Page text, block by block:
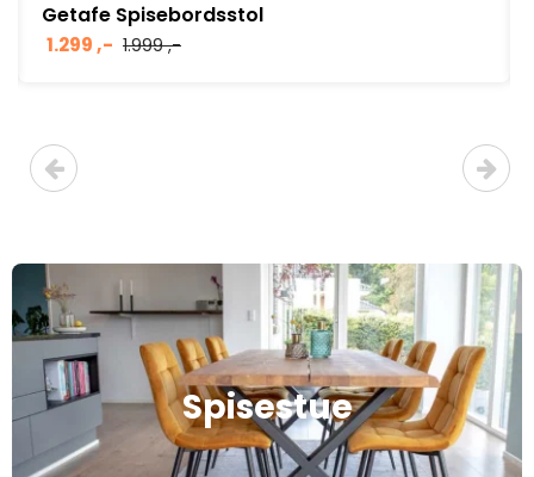
Getafe Spisebordsstol
1.299 ,- 1.999 ,-
Spisestue